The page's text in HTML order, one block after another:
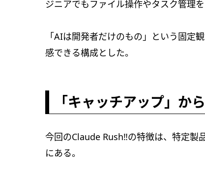
ジニアでもファイル操作やタスク管理
「AIは開発者だけのもの」という固定
感できる構成とした。
「キャッチアップ」か
今回のClaude Rush‼の特徴は、特定製
にある。